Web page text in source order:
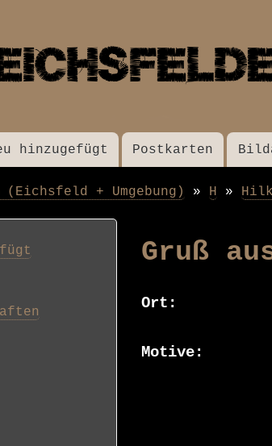
hinzugefügt Postkarten
+ Umgebung) H
Gruß
Ort
Motive